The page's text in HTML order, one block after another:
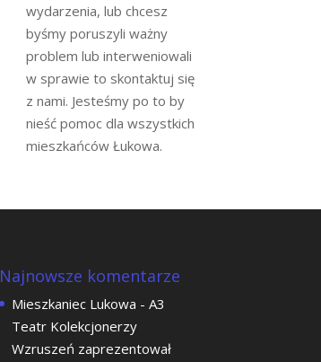
wydarzenia, lub chcesz
byśmy poruszyli ważny
problem lub interweniowali
w sprawie to skontaktuj się
z nami. Jesteśmy po to by
nieść pomoc dla wszystkich
mieszkańców Łukowa.
Najnowsze komentarze
Mieszkaniec Lukowa -A3
Teatr Kolekcjonerzy
Wzruszeń zaprezentował